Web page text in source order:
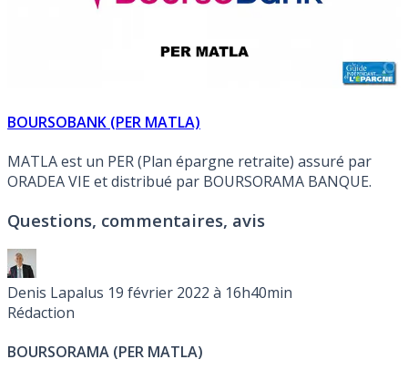
BOURSOBANK (PER MATLA)
MATLA est un PER (Plan épargne retraite) assuré par
ORADEA VIE et distribué par BOURSORAMA BANQUE.
Questions, commentaires, avis
Denis Lapalus 19 février 2022 à 16h40min
Rédaction
BOURSORAMA (PER MATLA)